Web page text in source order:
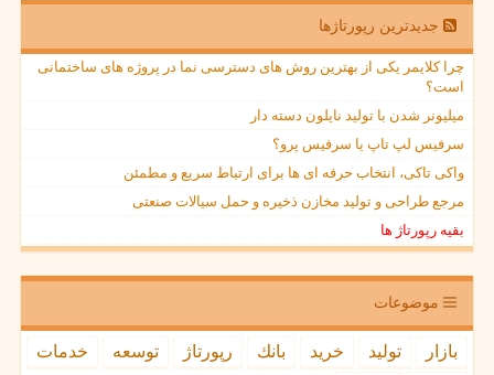
جدیدترین رپورتاژها
چرا کلایمر یکی از بهترین روش های دسترسی نما در پروژه های ساختمانی
است؟
میلیونر شدن با تولید نایلون دسته دار
سرفیس لپ تاپ یا سرفیس پرو؟
واکی تاکی، انتخاب حرفه ای ها برای ارتباط سریع و مطمئن
مرجع طراحی و تولید مخازن ذخیره و حمل سیالات صنعتی
بقیه رپورتاژ ها
موضوعات
بازار تولید خرید بانك رپورتاژ توسعه
خدمات